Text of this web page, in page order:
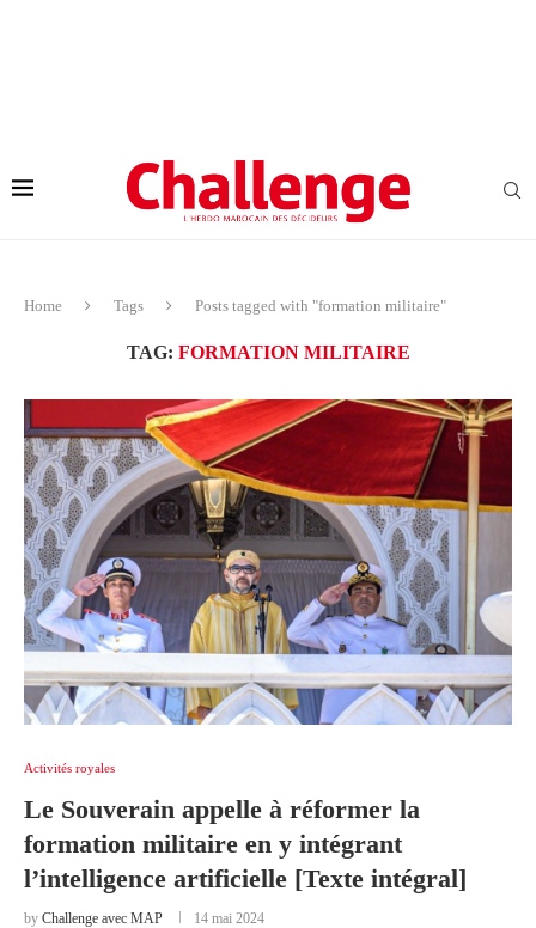
Home Tags Posts tagged with "formation militaire"
TAG: FORMATION MILITAIRE
Activités royales
Le Souverain appelle à réformer la
formation militaire en y intégrant
l’intelligence artificielle [Texte intégral]
by Challenge avec MAP 14 mai 2024